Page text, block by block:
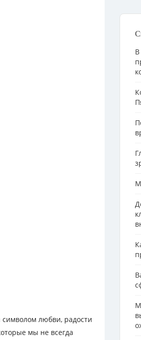
любви, радости
мы не всегда
В